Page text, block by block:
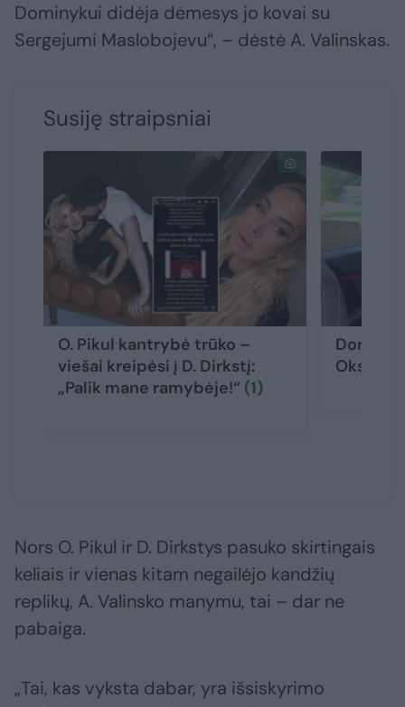
Dominykui didėja dėmesys jo kovai su
Sergejumi Maslobojevu“, – dėstė A. Valinskas.
Susiję straipsniai
O. Pikul kantrybė trūko –
viešai kreipėsi į D. Dirkstį:
„Palik mane ramybėje!“ (1)
Nors O. Pikul ir D. Dirkstys pasuko skirtingais
keliais ir vienas kitam negailėjo kandžių
replikų, A. Valinsko manymu, tai – dar ne
pabaiga.
„Tai, kas vyksta dabar, yra išsiskyrimo